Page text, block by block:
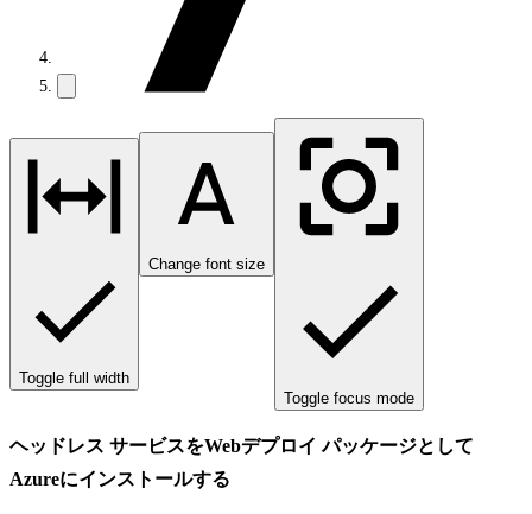
Toggle full width
Change font size
Toggle focus mode
ヘッドレス サービスをWebデプロイ パッケージとして
Azureにインストールする